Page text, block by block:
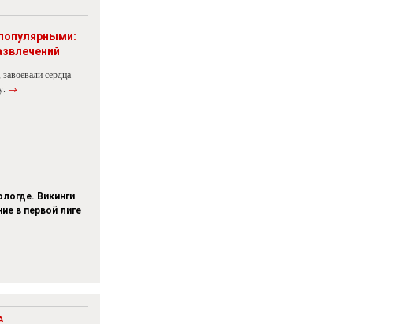
сердца
→
Викинги
в первой лиге